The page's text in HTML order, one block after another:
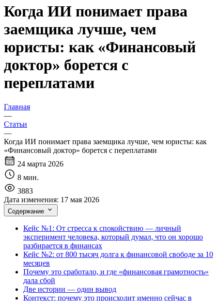
Когда ИИ понимает права
заемщика лучше, чем
юристы: как «Финансовый
доктор» борется с
переплатами
Главная
—
Статьи
—
Когда ИИ понимает права заемщика лучше, чем юристы: как
«Финансовый доктор» борется с переплатами
24 марта 2026
8 мин.
3883
Дата изменения: 17 мая 2026
Содержание
Кейс №1: От стресса к спокойствию — личный
эксперимент человека, который думал, что он хорошо
разбирается в финансах
Кейс №2: от 800 тысяч долга к финансовой свободе за 10
месяцев
Почему это сработало, и где «финансовая грамотность»
дала сбой
Две истории — один вывод
Контекст: почему это происходит именно сейчас в